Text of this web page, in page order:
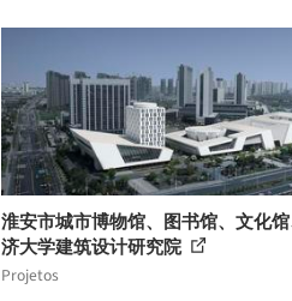
淮安市城市博物馆、图书馆、文化
济大学建筑设计研究院
Projetos